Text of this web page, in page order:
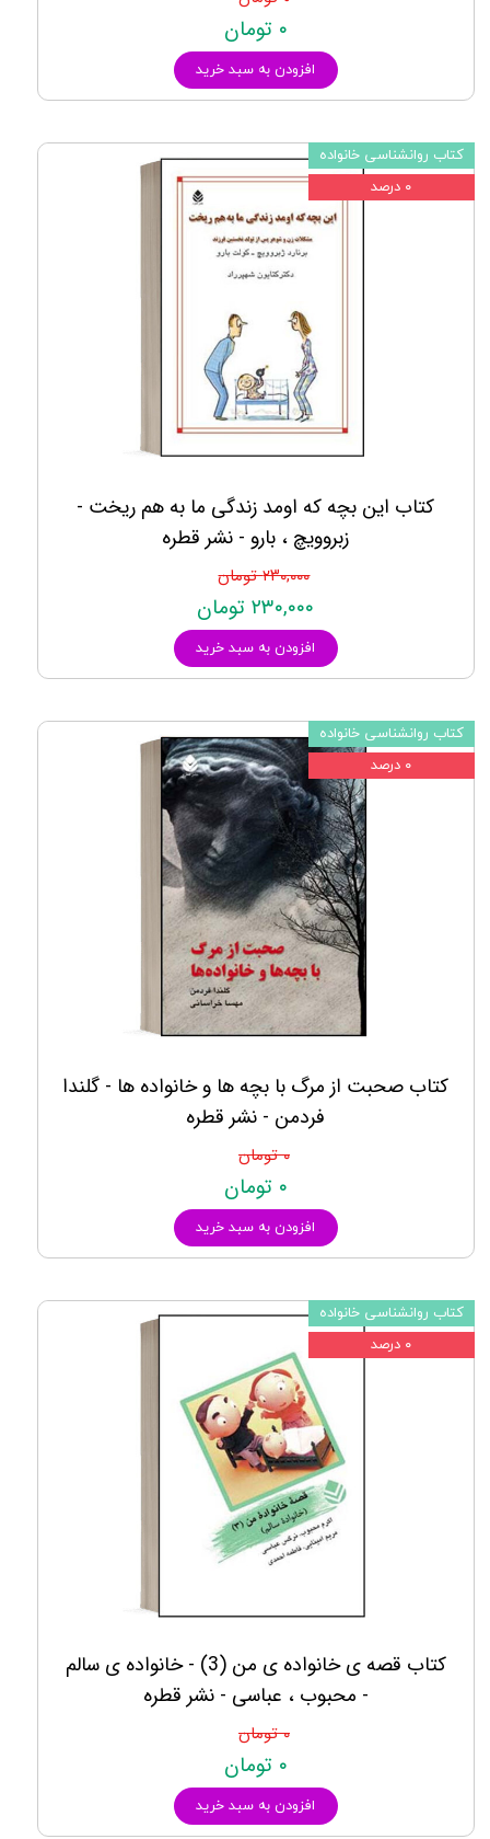
۰ تومان
افزودن به سبد خرید
کتاب این بچه که اومد زندگی ما به هم ریخت -
زبروویچ ، بارو - نشر قطره
۲۳۰,۰۰۰ تومان
۲۳۰,۰۰۰ تومان
افزودن به سبد خرید
کتاب روانشناسی خانواده
۰ درصد
کتاب صحبت از مرگ با بچه ها و خانواده ها - گلندا
فردمن - نشر قطره
۰ تومان
۰ تومان
افزودن به سبد خرید
کتاب روانشناسی خانواده
۰ درصد
کتاب قصه ی خانواده ی من (3) - خانواده ی سالم
- محبوب ، عباسی - نشر قطره
۰ تومان
۰ تومان
افزودن به سبد خرید
کتاب روانشناسی خانواده
۰ درصد